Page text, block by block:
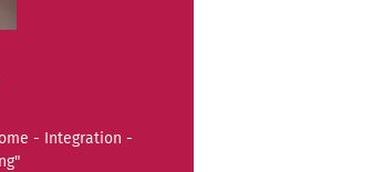
- Integration -